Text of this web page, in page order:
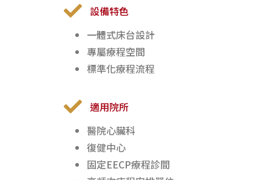
設備特色
一體式床台設計
專屬療程空間
標準化療程流程
適用院所
醫院心臟科
復健中心
固定EECP療程診間